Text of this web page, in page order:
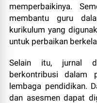
memperbaikinya.
membantu guru
kurikulum yang
untuk perbaikan
Selain itu, jurnal
berkontribusi dalam
lembaga pendidikan.
dan asesmen dapat